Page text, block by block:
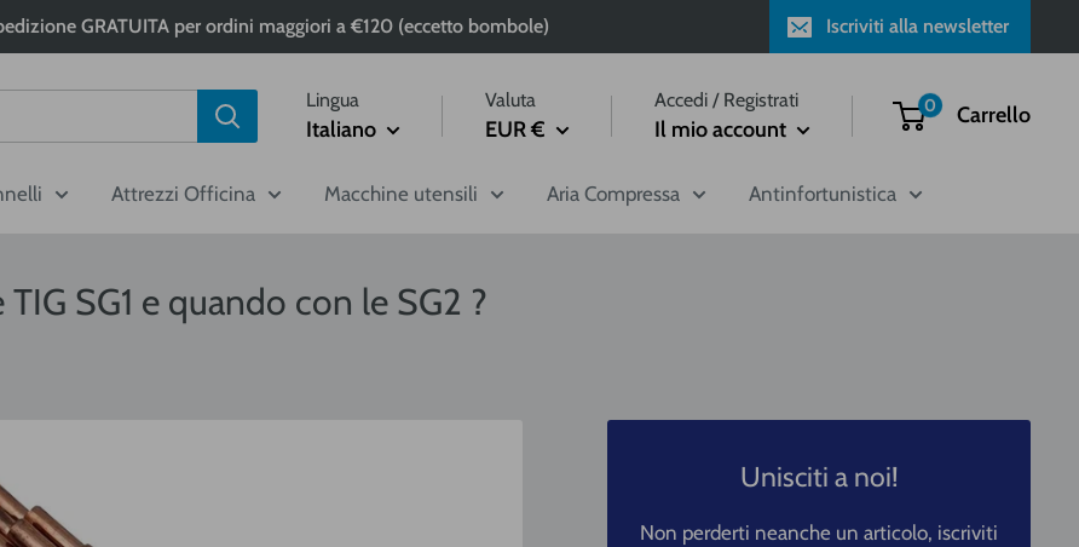
GRATUITA per ordini maggiori a €120 (eccetto bombole) Iscriviti alla newsletter
Lingua
Italiano
Valuta
EUR €
Accedi / Registrati
Il mio account
0 Carrello
Attrezzi Officina Macchine utensili Aria Compressa Antinfortunistica
SG1 e quando con le SG2 ?
Unisciti a noi!
Non perderti neanche un articolo, iscriviti